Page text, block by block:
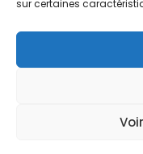
sur certaines